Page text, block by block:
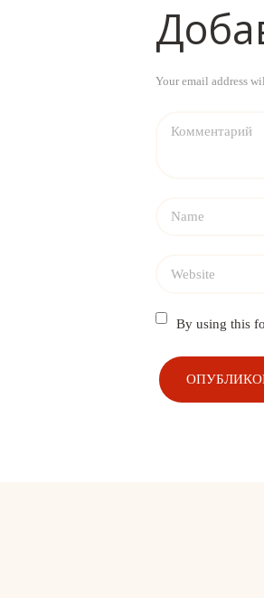
Your email address
By using this